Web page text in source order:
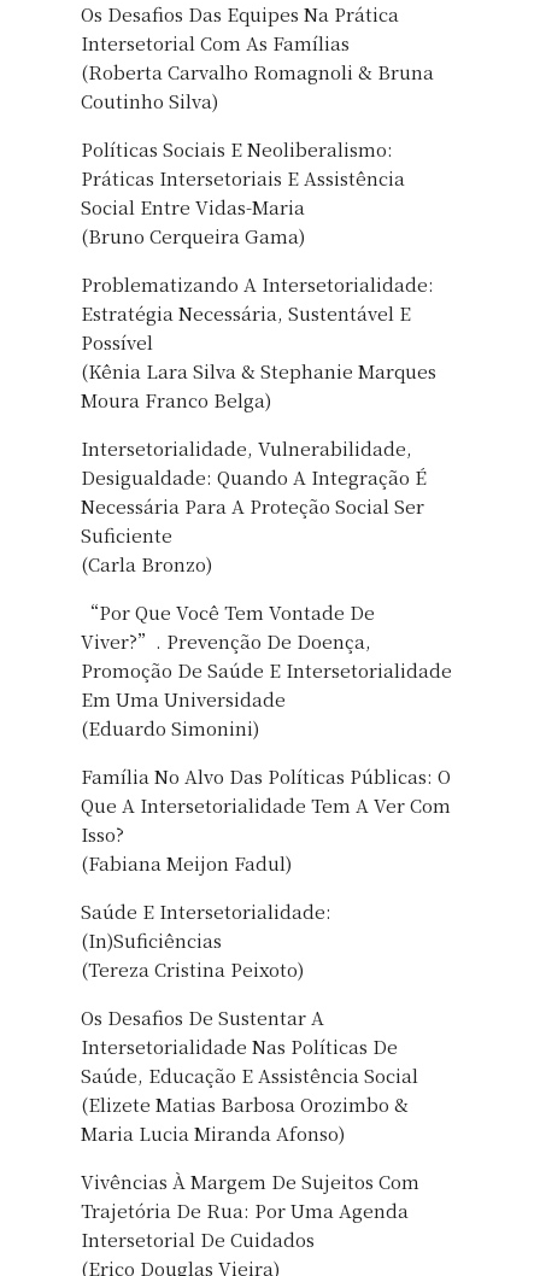
Os Desafios Das Equipes Na Prática
Intersetorial Com As Famílias
(Roberta Carvalho Romagnoli & Bruna
Coutinho Silva)
Políticas Sociais E Neoliberalismo:
Práticas Intersetoriais E Assistência
Social Entre Vidas-Maria
(Bruno Cerqueira Gama)
Problematizando A Intersetorialidade:
Estratégia Necessária, Sustentável E
Possível
(Kênia Lara Silva & Stephanie Marques
Moura Franco Belga)
Intersetorialidade, Vulnerabilidade,
Desigualdade: Quando A Integração É
Necessária Para A Proteção Social Ser
Suficiente
(Carla Bronzo)
“Por Que Você Tem Vontade De
Viver?”. Prevenção De Doença,
Promoção De Saúde E Intersetorialidade
Em Uma Universidade
(Eduardo Simonini)
Família No Alvo Das Políticas Públicas: O
Que A Intersetorialidade Tem A Ver Com
Isso?
(Fabiana Meijon Fadul)
Saúde E Intersetorialidade:
(In)Suficiências
(Tereza Cristina Peixoto)
Os Desafios De Sustentar A
Intersetorialidade Nas Políticas De
Saúde, Educação E Assistência Social
(Elizete Matias Barbosa Orozimbo &
Maria Lucia Miranda Afonso)
Vivências À Margem De Sujeitos Com
Trajetória De Rua: Por Uma Agenda
Intersetorial De Cuidados
(Erico Douglas Vieira)